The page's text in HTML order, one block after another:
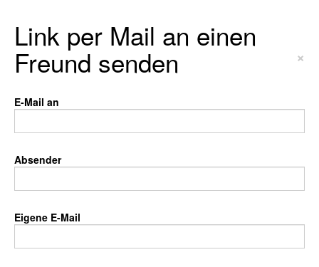
Link per Mail an einen
Freund senden ×
E-Mail an
Absender
Eigene E-Mail